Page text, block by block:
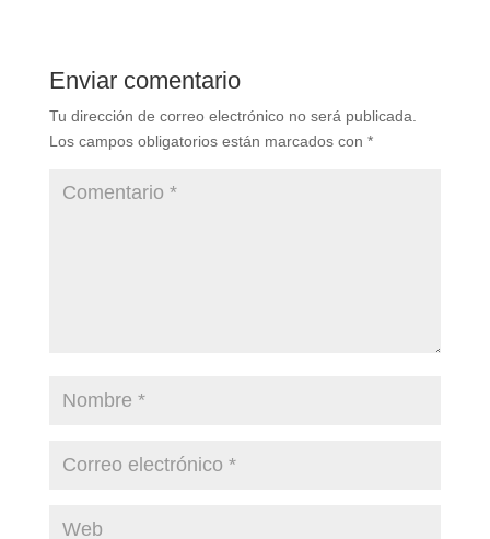
Enviar comentario
Tu dirección de correo electrónico no será publicada.
Los campos obligatorios están marcados con *